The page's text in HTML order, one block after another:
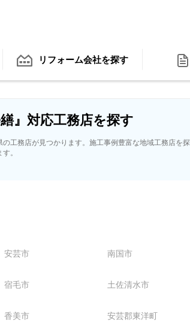
リフォーム会社を探す
』対応工務店を探す
工務店が見つかります。施工事例豊富な地域工務店を探
。
安芸市 南国市
宿毛市 土佐清水市
香美市 安芸郡東洋町